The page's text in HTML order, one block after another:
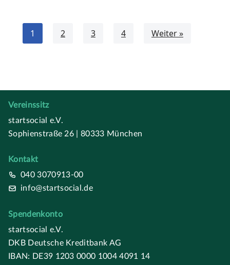
1 2 3 4 Weiter »
Vereinssitz
startsocial e.V.
Sophienstraße 26 | 80333 München
Kontakt
040 3070913-00
info@startsocial.de
Spendenkonto
startsocial e.V.
DKB Deutsche Kreditbank AG
IBAN: DE39 1203 0000 1004 4091 14